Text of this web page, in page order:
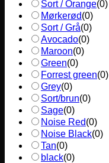
Sort / Orange(0)
Mørkerød(0)
Sort / Grå(0)
Avocado(0)
Maroon(0)
Green(0)
Forrest green(0)
Grey(0)
Sort/brun(0)
Sage(0)
Noise Red(0)
Noise Black(0)
Tan(0)
black(0)